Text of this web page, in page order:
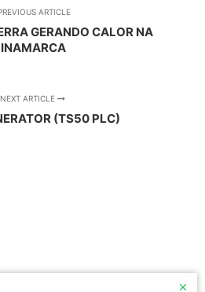
ARTICLE
GERANDO CALOR NA
NEXT ARTICLE
(TS50 PLC)